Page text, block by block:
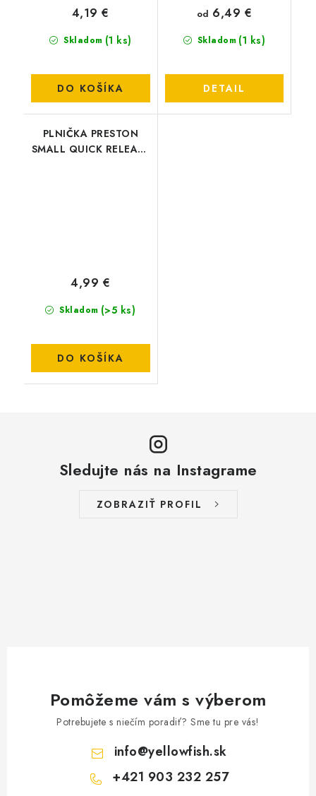
Skladom (1 ks)
4,19 €
DO KOŠÍKA
Skladom (1 ks)
od 6,49 €
DETAIL
PLNIČKA PRESTON
SMALL QUICK RELEASE
Skladom (>5 ks)
4,99 €
DO KOŠÍKA
Sledujte nás na Instagrame
ZOBRAZIŤ PROFIL
Pomôžeme vám s výberom
Potrebujete s niečím poradiť? Sme tu pre vás!
info@yellowfish.sk
+421 903 232 257